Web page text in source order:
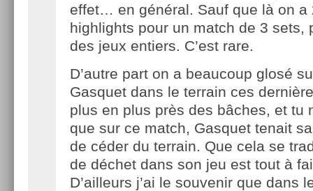
effet… en général. Sauf que là on a
highlights pour un match de 3 sets,
des jeux entiers. C’est rare.
D’autre part on a beaucoup glosé
Gasquet dans le terrain ces
plus en plus près des bâches, et tu
que sur ce match, Gasquet tenait
de céder du terrain. Que cela se
de déchet dans son jeu est tout à
D’ailleurs j’ai le souvenir que dans